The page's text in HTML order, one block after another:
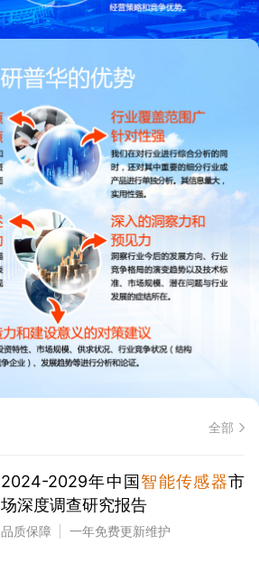
全部
2024-2029年中国 智能传感器市
场深度调查研究报告
品质保障 一年免费更新维护